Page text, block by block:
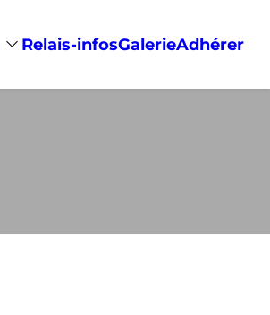
Relais-infosGalerieAdhérer